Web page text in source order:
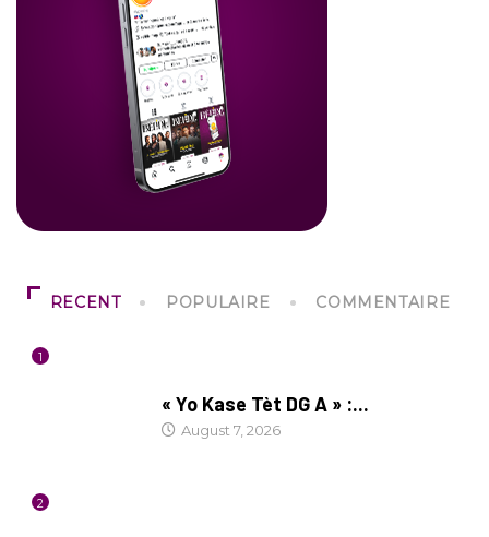
RECENT POPULAIRE COMMENTAIRE
1
« Yo Kase Tèt DG A » :...
August 7, 2026
2